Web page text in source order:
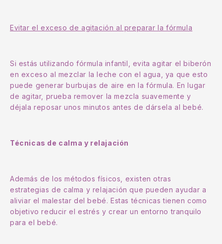
Evitar el exceso de agitación al preparar la fórmula
Si estás utilizando fórmula infantil, evita agitar el biberón
en exceso al mezclar la leche con el agua, ya que esto
puede generar burbujas de aire en la fórmula. En lugar
de agitar, prueba remover la mezcla suavemente y
déjala reposar unos minutos antes de dársela al bebé.
Técnicas de calma y relajación
Además de los métodos físicos, existen otras
estrategias de calma y relajación que pueden ayudar a
aliviar el malestar del bebé. Estas técnicas tienen como
objetivo reducir el estrés y crear un entorno tranquilo
para el bebé.